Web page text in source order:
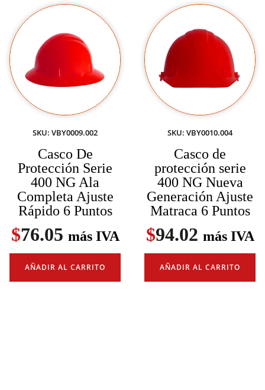
SKU: VBY0009.002
Casco De
Protección Serie
400 NG Ala
Completa Ajuste
Rápido 6 Puntos
$76.05 más IVA
AÑADIR AL CARRITO
SKU: VBY0010.004
Casco de
protección serie
400 NG Nueva
Generación Ajuste
Matraca 6 Puntos
$94.02 más IVA
AÑADIR AL CARRITO